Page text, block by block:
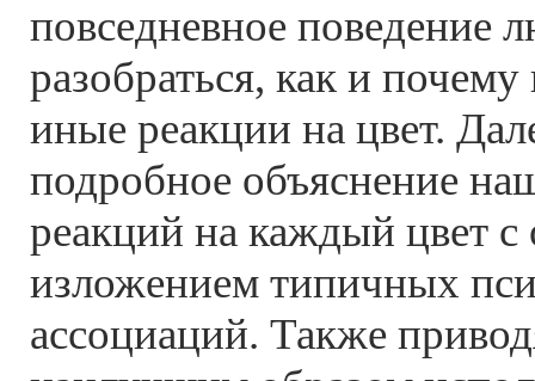
повседневное поведение
разобраться, как и
иные реакции на цвет.
подробное объяснение
реакций на каждый цвет
изложением типичных
ассоциаций. Также